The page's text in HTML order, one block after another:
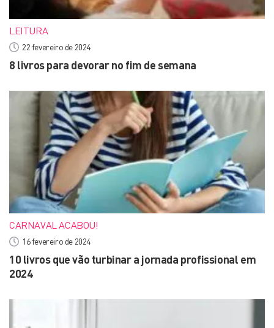
LEITURA
22 fevereiro de 2024
8 livros para devorar no fim de semana
CARNAVAL ACABOU!
16 fevereiro de 2024
10 livros que vão turbinar a jornada profissional em
2024